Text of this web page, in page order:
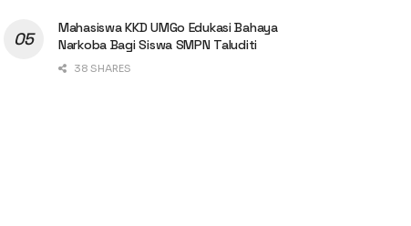
Mahasiswa KKD UMGo Edukasi Bahaya
Narkoba Bagi Siswa SMPN Taluditi
38 SHARES